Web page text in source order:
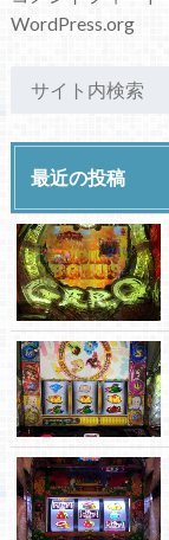
WordPress.org
最近の投稿